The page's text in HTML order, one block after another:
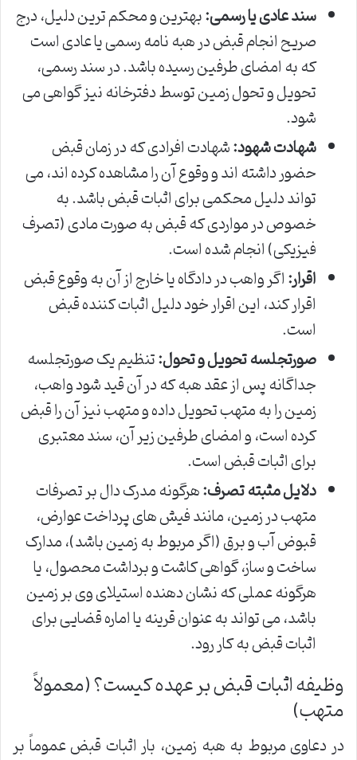
سند عادی یا رسمی:بهترین و محکم ترین دلیل، درج
صریح انجام قبض در هبه نامه رسمی یا عادی است
که به امضای طرفین رسیده باشد. در سند رسمی،
تحویل و تحول زمین توسط دفترخانه نیز گواهی می
شود.
شهادت شهود:شهادت افرادی که در زمان قبض
حضور داشته اند و وقوع آن را مشاهده کرده اند، می
تواند دلیل محکمی برای اثبات قبض باشد. به
خصوص در مواردی که قبض به صورت مادی (تصرف
فیزیکی) انجام شده است.
اقرار:اگر واهب در دادگاه یا خارج از آن به وقوع قبض
اقرار کند، این اقرار خود دلیل اثبات کننده قبض
است.
صورتجلسه تحویل و تحول:تنظیم یک صورتجلسه
جداگانه پس از عقد هبه که در آن قید شود واهب،
زمین را به متهب تحویل داده و متهب نیز آن را قبض
کرده است، و امضای طرفین زیر آن، سند معتبری
برای اثبات قبض است.
دلایل مثبته تصرف:هرگونه مدرک دال بر تصرفات
متهب در زمین، مانند فیش های پرداخت عوارض،
قبوض آب و برق (اگر مربوط به زمین باشد)، مدارک
ساخت و ساز، گواهی کاشت و برداشت محصول، یا
هرگونه عملی که نشان دهنده استیلای وی بر زمین
باشد، می تواند به عنوان قرینه یا اماره قضایی برای
اثبات قبض به کار رود.
وظیفه اثبات قبض بر عهده کیست؟ (معمولاً
متهب)
در دعاوی مربوط به هبه زمین، بار اثبات قبض عموماً بر